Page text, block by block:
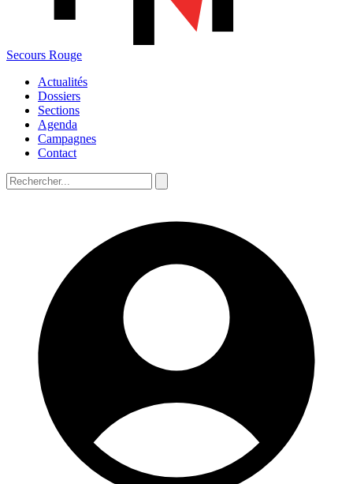
Secours Rouge
Actualités
Dossiers
Sections
Agenda
Campagnes
Contact